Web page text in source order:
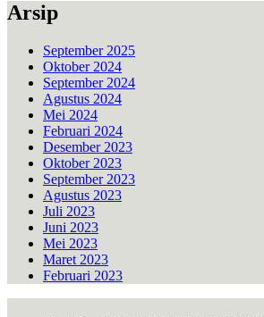
Arsip
September 2025
Oktober 2024
September 2024
Agustus 2024
Mei 2024
Februari 2024
Desember 2023
Oktober 2023
September 2023
Agustus 2023
Juli 2023
Juni 2023
Mei 2023
Maret 2023
Februari 2023